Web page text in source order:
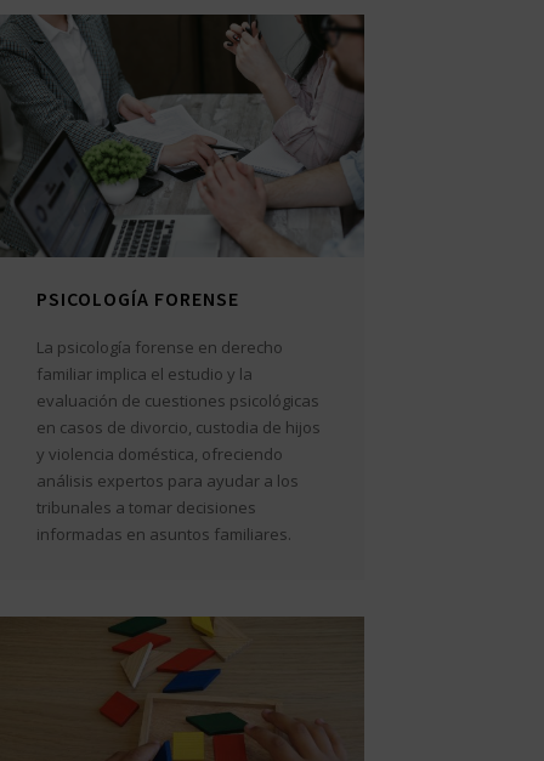
PSICOLOGÍA FORENSE
La psicología forense en derecho
familiar implica el estudio y la
evaluación de cuestiones psicológicas
en casos de divorcio, custodia de hijos
y violencia doméstica, ofreciendo
análisis expertos para ayudar a los
tribunales a tomar decisiones
informadas en asuntos familiares.